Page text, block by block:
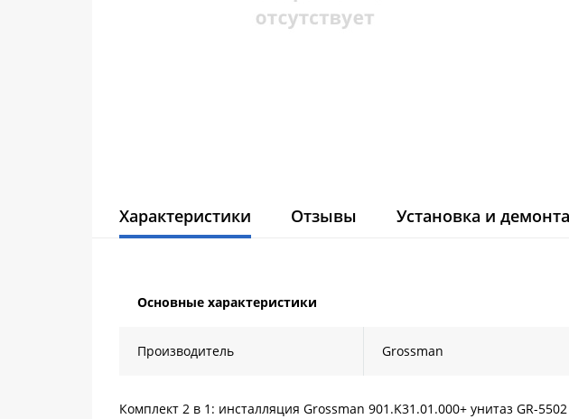
Характеристики Отзывы Установка и
Основные характеристики
Производитель Grossman
Комплект 2 в 1: инсталляция Grossman 901.K31.01.000+ унитаз GR-